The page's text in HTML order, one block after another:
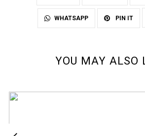
WHATSAPP PIN IT
YOU MAY ALSO